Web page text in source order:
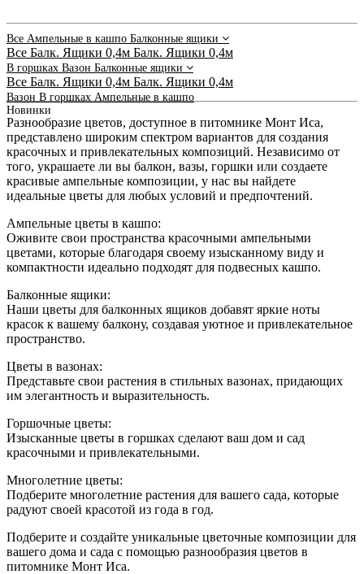
Все Ампельные в кашпо Балконные ящики
Все Балк. Ящики 0,4м Балк. Ящики 0,4м
В горшках Вазон Балконные ящики
Все Балк. Ящики 0,4м Балк. Ящики 0,4м
Вазон В горшках Ампельные в кашпо
Новинки
Разнообразие цветов, доступное в питомнике Монт Иса,
представлено широким спектром вариантов для создания
красочных и привлекательных композиций. Независимо от
того, украшаете ли вы балкон, вазы, горшки или создаете
красивые ампельные композиции, у нас вы найдете
идеальные цветы для любых условий и предпочтений.
Ампельные цветы в кашпо:
Оживите свои пространства красочными ампельными
цветами, которые благодаря своему изысканному виду и
компактности идеально подходят для подвесных кашпо.
Балконные ящики:
Наши цветы для балконных ящиков добавят яркие ноты
красок к вашему балкону, создавая уютное и привлекательное
пространство.
Цветы в вазонах:
Представьте свои растения в стильных вазонах, придающих
им элегантность и выразительность.
Горшочные цветы:
Изысканные цветы в горшках сделают ваш дом и сад
красочными и привлекательными.
Многолетние цветы:
Подберите многолетние растения для вашего сада, которые
радуют своей красотой из года в год.
Подберите и создайте уникальные цветочные композиции для
вашего дома и сада с помощью разнообразия цветов в
питомнике Монт Иса.